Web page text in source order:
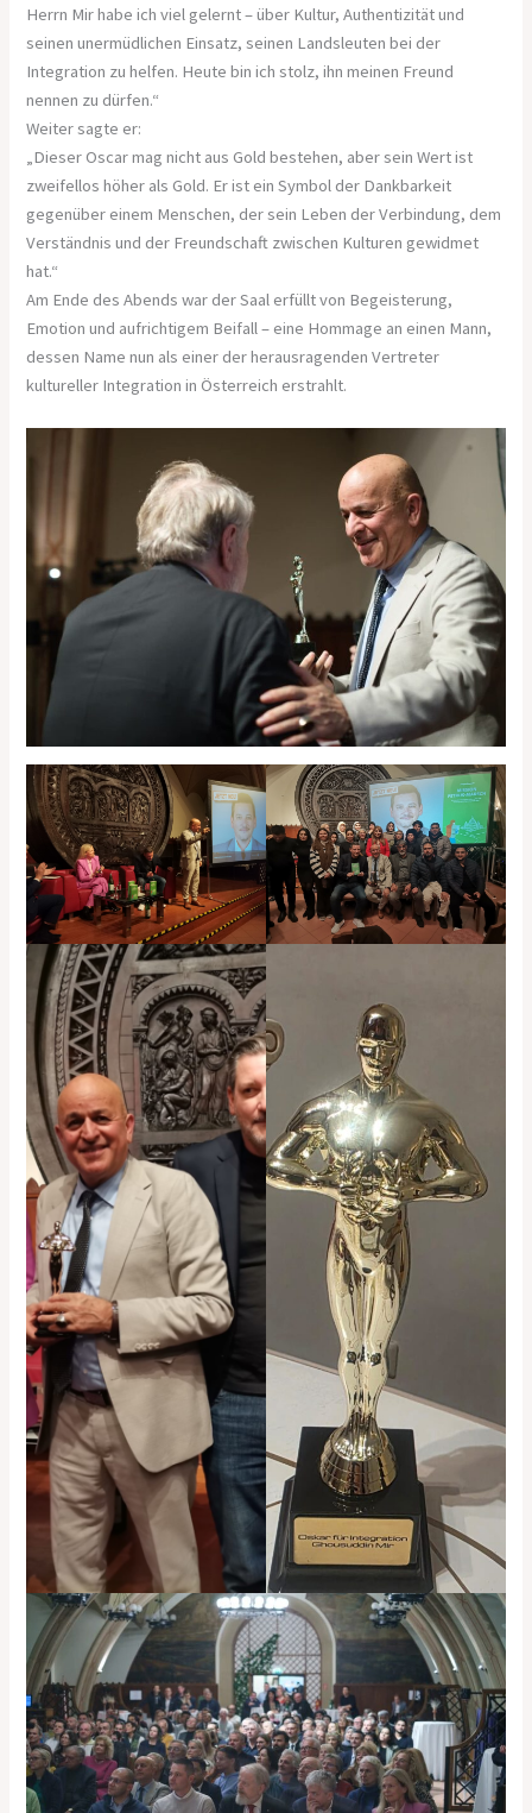
Herrn Mir habe ich viel gelernt – über Kultur, Authentizität und
seinen unermüdlichen Einsatz, seinen Landsleuten bei der
Integration zu helfen. Heute bin ich stolz, ihn meinen Freund
nennen zu dürfen.“
Weiter sagte er:
„Dieser Oscar mag nicht aus Gold bestehen, aber sein Wert ist
zweifellos höher als Gold. Er ist ein Symbol der Dankbarkeit
gegenüber einem Menschen, der sein Leben der Verbindung, dem
Verständnis und der Freundschaft zwischen Kulturen gewidmet
hat.“
Am Ende des Abends war der Saal erfüllt von Begeisterung,
Emotion und aufrichtigem Beifall – eine Hommage an einen Mann,
dessen Name nun als einer der herausragenden Vertreter
kultureller Integration in Österreich erstrahlt.